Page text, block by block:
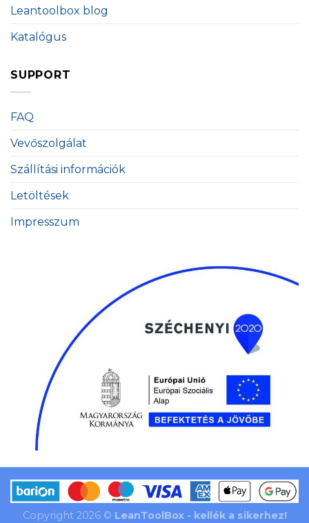
Leantoolbox blog
Katalógus
SUPPORT
FAQ
Vevőszolgálat
Szállítási információk
Letöltések
Impresszum
Copyright 2026 © LeanToolBox - kellék a sikerhez!